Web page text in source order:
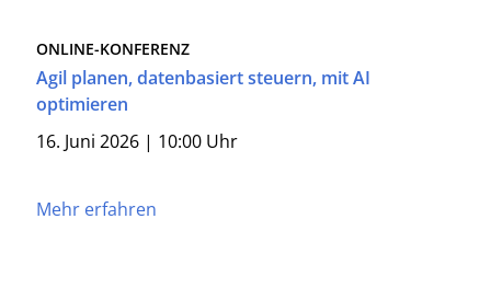
ONLINE-KONFERENZ
Agil planen, datenbasiert steuern, mit AI
optimieren
16. Juni 2026 | 10:00 Uhr
Mehr erfahren